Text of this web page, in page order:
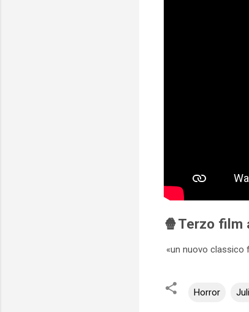
🍿Terzo film
«un nuovo classico
Horror